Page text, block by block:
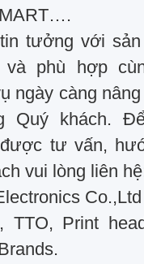
tưởng với sản
phù hợp
ngày càng
Quý khách.
tư vấn,
vui lòng liên
Co.,Ltd
TTO, Print